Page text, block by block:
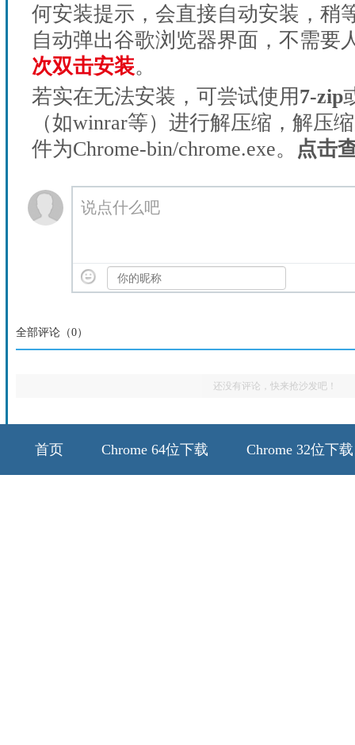
何安装提示，会直接自动安装，稍
自动弹出谷歌浏览器界面，不需要
次双击安装。
若实在无法安装，可尝试使用7-zip
（如winrar等）进行解压缩，解压
件为Chrome-bin/chrome.exe。
点击
说点什么吧
全部评论（0）
还没有评论，快来抢沙发吧！
首页 Chrome 64位下载 Chrome 32位下载